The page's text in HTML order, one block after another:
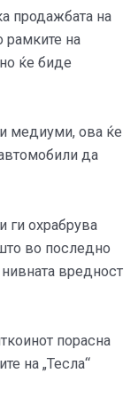
продажбата на
рамките на
ќе биде
медиуми, ова ќе
да
ги охрабрува
во последно
вредност
порасна
на „Тесла“